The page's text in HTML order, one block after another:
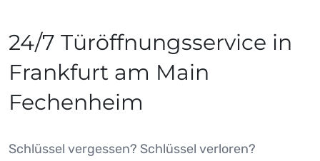
24/7 Türöffnungsservice in
Frankfurt am Main
Fechenheim
Schlüssel vergessen? Schlüssel verloren?